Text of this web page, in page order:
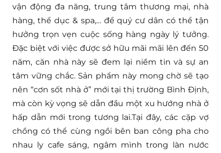
vận động đa năng, trung tâm thương mại, nhà
hàng, thể dục & spa,… để quý cư dân có thể tận
hưởng trọn vẹn cuộc sống hàng ngày lý tưởng.
Đặc biệt với việc được sở hữu mãi mãi lên đến 50
năm, căn nhà này sẽ đem lại niềm tin và sự an
tâm vững chắc. Sản phẩm này mong chờ sẽ tạo
nên “cơn sốt nhà ở” mới tại thị trường Bình Định,
mà còn kỳ vọng sẽ dẫn đầu một xu hướng nhà ở
hấp dẫn mới trong tương lai.Tại đây, các cặp vợ
chồng có thể cùng ngồi bên ban công pha cho
nhau ly cafe sáng, ngâm mình trong làn nước